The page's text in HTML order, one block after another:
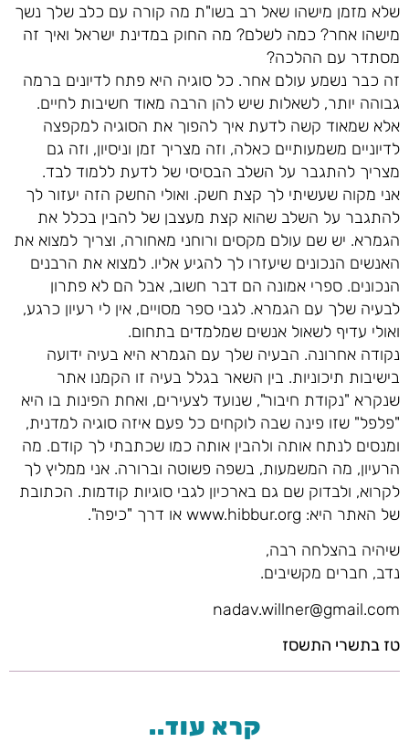
שלא מזמן מישהו שאל רב בשו"ת מה קורה עם כלב שלך נשך
מישהו אחר? כמה לשלם? מה החוק במדינת ישראל ואיך זה
מסתדר עם ההלכה?
זה כבר נשמע עולם אחר. כל סוגיה היא פתח לדיונים ברמה
גבוהה יותר, לשאלות שיש להן הרבה מאוד חשיבות לחיים.
אלא שמאוד קשה לדעת איך להפוך את הסוגיה למקפצה
לדיוניים משמעותיים כאלה, וזה מצריך זמן וניסיון, וזה גם
מצריך להתגבר על השלב הבסיסי של לדעת ללמוד לבד.
אני מקוה שעשיתי לך קצת חשק. ואולי החשק הזה יעזור לך
להתגבר על השלב שהוא קצת מעצבן של להבין בכלל את
הגמרא. יש שם עולם מקסים ורוחני מאחורה, וצריך למצוא את
האנשים הנכונים שיעזרו לך להגיע אליו. למצוא את הרבנים
הנכונים. ספרי אמונה הם דבר חשוב, אבל הם לא פתרון
לבעיה שלך עם הגמרא. לגבי ספר מסויים, אין לי רעיון כרגע,
ואולי עדיף לשאול אנשים שמלמדים בתחום.
נקודה אחרונה. הבעיה שלך עם הגמרא היא בעיה ידועה
בישיבות תיכוניות. בין השאר בגלל בעיה זו הקמנו אתר
שנקרא "נקודת חיבור", שנועד לצעירים, ואחת הפינות בו היא
"פלפל" שזו פינה שבה לוקחים כל פעם איזה סוגיה למדנית,
ומנסים לנתח אותה ולהבין אותה כמו שכתבתי לך קודם. מה
הרעיון, מה המשמעות, בשפה פשוטה וברורה. אני ממליץ לך
לקרוא, ולבדוק שם גם בארכיון לגבי סוגיות קודמות. הכתובת
של האתר היא: www.hibbur.org או דרך "כיפה".
שיהיה בהצלחה רבה,
נדב, חברים מקשיבים.
nadav.willner@gmail.com
טז בתשרי התשסז
קרא עוד..